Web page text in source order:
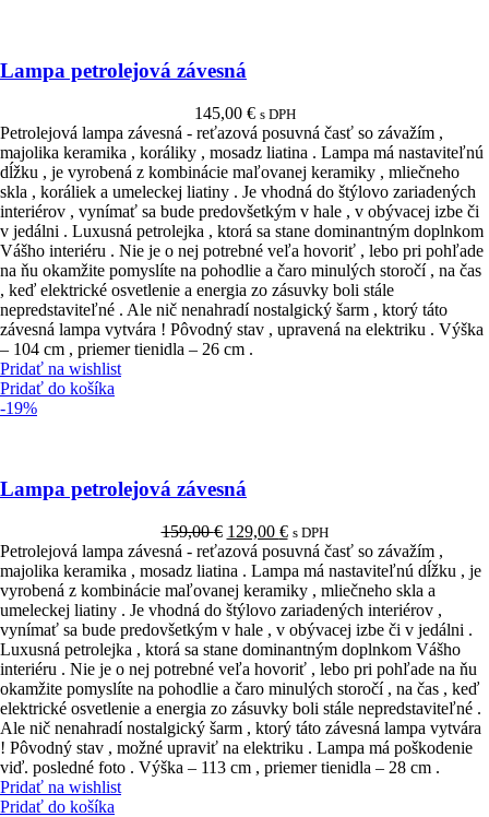
Lampa petrolejová závesná
145,00 € s DPH
Petrolejová lampa závesná - reťazová posuvná časť so závažím ,
majolika keramika , koráliky , mosadz liatina . Lampa má nastaviteľnú
dĺžku , je vyrobená z kombinácie maľovanej keramiky , mliečneho
skla , koráliek a umeleckej liatiny . Je vhodná do štýlovo zariadených
interiérov , vynímať sa bude predovšetkým v hale , v obývacej izbe či
v jedálni . Luxusná petrolejka , ktorá sa stane dominantným doplnkom
Vášho interiéru . Nie je o nej potrebné veľa hovoriť , lebo pri pohľade
na ňu okamžite pomyslíte na pohodlie a čaro minulých storočí , na čas
, keď elektrické osvetlenie a energia zo zásuvky boli stále
nepredstaviteľné . Ale nič nenahradí nostalgický šarm , ktorý táto
závesná lampa vytvára ! Pôvodný stav , upravená na elektriku . Výška
– 104 cm , priemer tienidla – 26 cm .
Pridať na wishlist
Pridať do košíka
-19%
Lampa petrolejová závesná
159,00€ Pôvodná
cena
bola:
159,00 €.
129,00 €Aktuálna
cena
je:
129,00 €.
s DPH
Petrolejová lampa závesná - reťazová posuvná časť so závažím ,
majolika keramika , mosadz liatina . Lampa má nastaviteľnú dĺžku , je
vyrobená z kombinácie maľovanej keramiky , mliečneho skla a
umeleckej liatiny . Je vhodná do štýlovo zariadených interiérov ,
vynímať sa bude predovšetkým v hale , v obývacej izbe či v jedálni .
Luxusná petrolejka , ktorá sa stane dominantným doplnkom Vášho
interiéru . Nie je o nej potrebné veľa hovoriť , lebo pri pohľade na ňu
okamžite pomyslíte na pohodlie a čaro minulých storočí , na čas , keď
elektrické osvetlenie a energia zo zásuvky boli stále nepredstaviteľné .
Ale nič nenahradí nostalgický šarm , ktorý táto závesná lampa vytvára
! Pôvodný stav , možné upraviť na elektriku . Lampa má poškodenie
viď. posledné foto . Výška – 113 cm , priemer tienidla – 28 cm .
Pridať na wishlist
Pridať do košíka